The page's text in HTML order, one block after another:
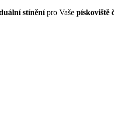
stíněnípro Vaše pískoviště